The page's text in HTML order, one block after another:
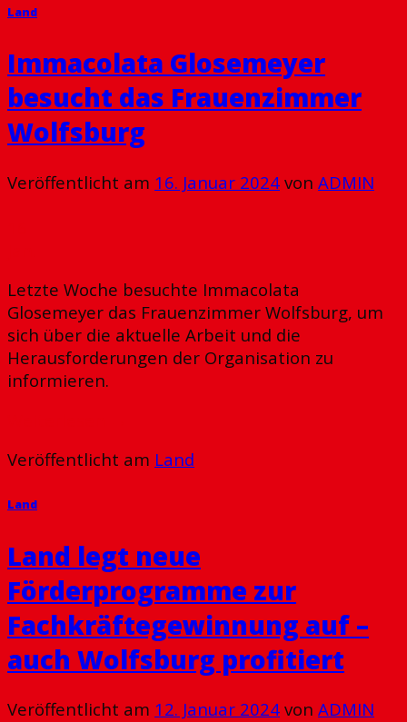
Land
Immacolata Glosemeyer
besucht das Frauenzimmer
Wolfsburg
Veröffentlicht am 16. Januar 2024 von ADMIN
Letzte Woche besuchte Immacolata
Glosemeyer das Frauenzimmer Wolfsburg, um
sich über die aktuelle Arbeit und die
Herausforderungen der Organisation zu
informieren.
Veröffentlicht am Land
Land
Land legt neue
Förderprogramme zur
Fachkräftegewinnung auf –
auch Wolfsburg profitiert
Veröffentlicht am 12. Januar 2024 von ADMIN